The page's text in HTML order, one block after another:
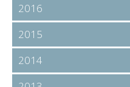
2016
2015
2014